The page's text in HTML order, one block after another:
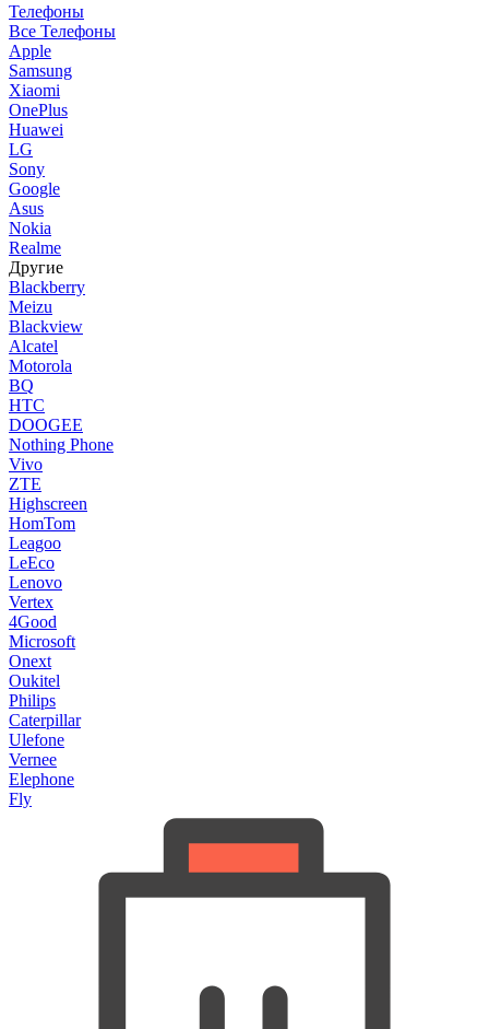
Телефоны
Все Телефоны
Apple
Samsung
Xiaomi
OnePlus
Huawei
LG
Sony
Google
Asus
Nokia
Realme
Другие
Blackberry
Meizu
Blackview
Alcatel
Motorola
BQ
HTC
DOOGEE
Nothing Phone
Vivo
ZTE
Highscreen
HomTom
Leagoo
LeEco
Lenovo
Vertex
4Good
Microsoft
Onext
Oukitel
Philips
Caterpillar
Ulefone
Vernee
Elephone
Fly